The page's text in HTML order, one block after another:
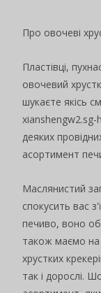
Про овочеві
Пластівці,
овочевий
шукаєте якісь
xianshengw2.sg-
деяких
асортимент
Маслянистий
спокусить вас
печиво, воно
також маємо на
хрустких
так і дорослі.